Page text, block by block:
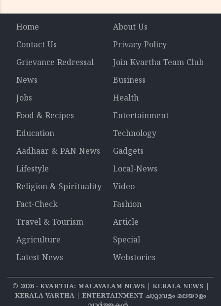
Home
About Us
Contact Us
Privacy Policy
Grievance Redressal
Join Kvartha Team Club
News
Business
Jobs
Health
Food & Recipes
Entertainment
Education
Technology
Aadhaar & PAN News
Gadgets
Lifestyle
Local-News
Religion & Spirituality
Video
Fact-Check
Fashion
Travel & Tourism
Article
Agriculture
Special
Latest News
Webstories
© 2026‧ KVARTHA: MALAYALAM NEWS | KERALA NEWS |
KERALA VARTHA | ENTERTAINMENT ചുറ്റുവട്ടം മലയാളം